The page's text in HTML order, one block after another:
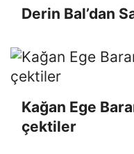
Derin Bal’dan
Kağan Ege
çektiler